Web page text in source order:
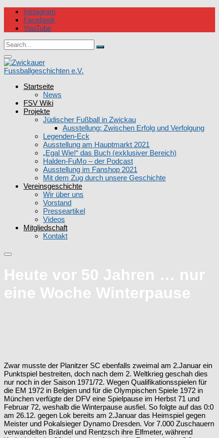
Skip
content
Instagram
Facebook
YouTube
Circular
focus
Search
for:
Search
focus
Zwickauer Fussballgeschichten e.V.
Startseite
News
FSV Wiki
Projekte
Jüdischer Fußball in Zwickau
Ausstellung: Zwischen Erfolg und Verfolgung
Legenden-Eck
Ausstellung am Hauptmarkt 2021
„Egal Wie!“ das Buch (exklusiver Bereich)
Halden-FuMo – der Podcast
Ausstellung im Fanshop 2021
Mit dem Zug durch unsere Geschichte
Vereinsgeschichte
Wir über uns
Vorstand
Presseartikel
Videos
Mitgliedschaft
Kontakt
Heute vor 50 Jahren … nur
eine Woche Winterpause
Zwar musste der Planitzer SC ebenfalls zweimal am 2.Januar ein
Punktspiel bestreiten, doch nach dem 2. Weltkrieg geschah dies
nur noch in der Saison 1971/72. Wegen Qualifikationsspielen für
die EM 1972 in Belgien und für die Olympischen Spiele 1972 in
München verfügte der DFV eine Spielpause im Herbst 71 und
Februar 72, weshalb die Winterpause ausfiel. So folgte auf das 0:0
am 26.12. gegen Lok bereits am 2.Januar das Heimspiel gegen
Meister und Pokalsieger Dynamo Dresden. Vor 7.000 Zuschauern
verwandelten Brändel und Rentzsch ihre Elfmeter, während